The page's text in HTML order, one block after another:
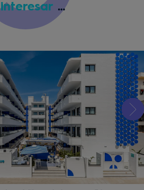
interesar ...